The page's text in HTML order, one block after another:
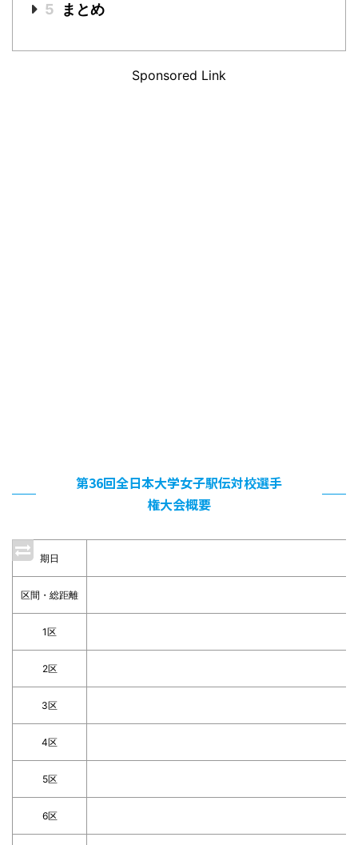
5 まとめ
Sponsored Link
第36回全日本大学女子駅伝対校選手
権大会概要
期日
区間・総距離
1区
2区
3区
4区
5区
6区